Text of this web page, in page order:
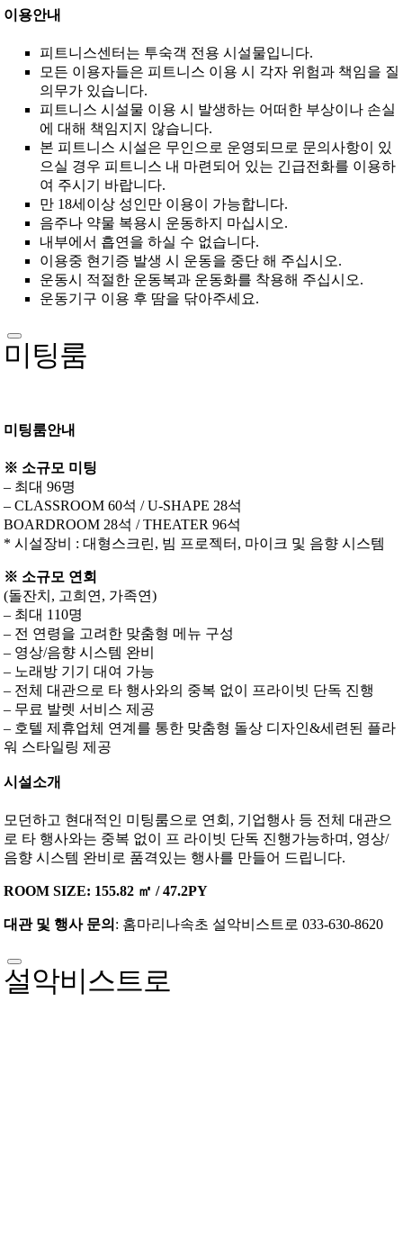
이용안내
피트니스센터는 투숙객 전용 시설물입니다.
모든 이용자들은 피트니스 이용 시 각자 위험과 책임을 질
의무가 있습니다.
피트니스 시설물 이용 시 발생하는 어떠한 부상이나 손실
에 대해 책임지지 않습니다.
본 피트니스 시설은 무인으로 운영되므로 문의사항이 있
으실 경우 피트니스 내 마련되어 있는 긴급전화를 이용하
여 주시기 바랍니다.
만 18세이상 성인만 이용이 가능합니다.
음주나 약물 복용시 운동하지 마십시오.
내부에서 흡연을 하실 수 없습니다.
이용중 현기증 발생 시 운동을 중단 해 주십시오.
운동시 적절한 운동복과 운동화를 착용해 주십시오.
운동기구 이용 후 땀을 닦아주세요.
미팅룸
미팅룸안내
※ 소규모 미팅
– 최대 96명
– CLASSROOM 60석 / U-SHAPE 28석
BOARDROOM 28석 / THEATER 96석
* 시설장비 : 대형스크린, 빔 프로젝터, 마이크 및 음향 시스템
※ 소규모 연회
(돌잔치, 고희연, 가족연)
– 최대 110명
– 전 연령을 고려한 맞춤형 메뉴 구성
– 영상/음향 시스템 완비
– 노래방 기기 대여 가능
– 전체 대관으로 타 행사와의 중복 없이 프라이빗 단독 진행
– 무료 발렛 서비스 제공
– 호텔 제휴업체 연계를 통한 맞춤형 돌상 디자인&세련된 플라
워 스타일링 제공
시설소개
모던하고 현대적인 미팅룸으로 연회, 기업행사 등 전체 대관으
로 타 행사와는 중복 없이 프 라이빗 단독 진행가능하며, 영상/
음향 시스템 완비로 품격있는 행사를 만들어 드립니다.
ROOM SIZE: 155.82 ㎡ / 47.2PY
대관 및 행사 문의 : 홈마리나속초 설악비스트로 033-630-8620
설악비스트로